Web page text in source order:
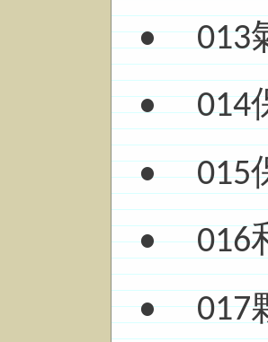
• 013
• 014
• 015
• 016
• 017